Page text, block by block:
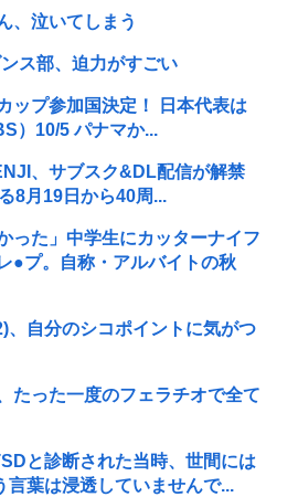
、泣いてしまう
ス部、迫力がすごい
ップ参加国決定！ 日本代表は
）10/5 パナマか...
、サブスク&DL配信が解禁
8月19日から40周...
った」中学生にカッターナイフ
●プ。自称・アルバイトの秋
、自分のシコポイントに気がつ
たった一度のフェラチオで全て
と診断された当時、世間には
言葉は浸透していませんで...